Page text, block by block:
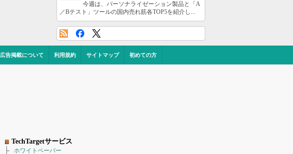
今週は、パーソナライゼーション製品と「A
／Bテスト」ツールの国内売れ筋各TOP5を紹介し...
広告掲載について 利用規約 サイトマップ 初めての方
TechTargetサービス
ホワイトペーパー